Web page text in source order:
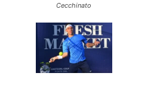
Cecchinato